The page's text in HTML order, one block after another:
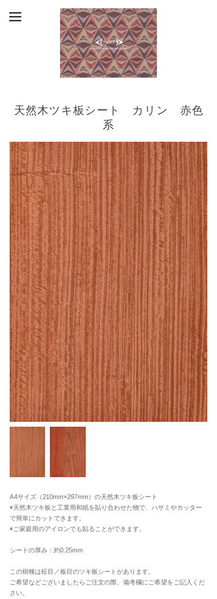
天然木ツキ板シート カリン 赤色
系
A4サイズ（210mm×297mm）の天然木ツキ板シート
◉天然木ツキ板と工業用和紙を貼り合わせた物で、ハサミやカッター
で簡単にカットできます。
◉ご家庭用のアイロンでも貼ることができます。
シートの厚み：約0.25mm
この樹種は柾目／板目のツキ板シートがあります。
ご希望などございましたらご注文の際、備考欄にご希望をご記入くだ
さい。